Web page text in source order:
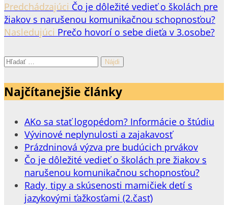
Predchádzajúci Čo je dôležité vedieť o školách pre
žiakov s narušenou komunikačnou schopnosťou?
Nasledujúci Prečo hovorí o sebe dieťa v 3.osobe?
Hľadať:
Najčítanejšie články
AKo sa stať logopédom? Informácie o štúdiu
Vývinové neplynulosti a zajakavosť
Prázdninová výzva pre budúcich prvákov
Čo je dôležité vedieť o školách pre žiakov s
narušenou komunikačnou schopnosťou?
Rady, tipy a skúsenosti mamičiek detí s
jazykovými ťažkosťami (2.časť)